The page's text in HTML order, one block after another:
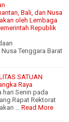
Bali, dan Nusa
oleh Lembaga
Republik
Tenggara Barat
SATUAN
Raya
hari Senin pada
Rapat Rektorat
…
Read More